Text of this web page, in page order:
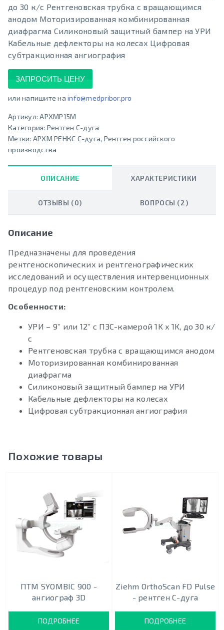
до 30 к/с Рентгеновская трубка с вращающимся
анодом Моторизированная комбинированная
диафрагма Силиконовый защитный бампер на УРИ
Кабельные дефлекторы на колесах Цифровая
субтракционная ангиография
ЗАПРОСИТЬ ЦЕНУ
или напишите на info@medpribor.pro
Артикул:АРХМР15М
Категория: Рентген С-дуга
Метки: АРХМ РЕНКС С-дуга, Рентген российского
производства
ОПИСАНИЕ ХАРАКТЕРИСТИКИ
ОТЗЫВЫ (0) ВОПРОСЫ (2)
Описание
Предназначены для проведения
рентгеноскопических и рентгенографических
исследований и осуществления интервенционных
процедур под рентгеновским контролем.
Особенности:
УРИ – 9’’ или 12’’ с ПЗС-камерой 1K x 1K, до 30 к/
с
Рентгеновская трубка с вращающимся анодом
Моторизированная комбинированная
диафрагма
Силиконовый защитный бампер на УРИ
Кабельные дефлекторы на колесах
Цифровая субтракционная ангиография
Похожие товары
ПТМ SYOMBIC 900 -
ангиограф 3D
ПОДРОБНЕЕ
Ziehm OrthoScan FD Pulse
- рентген С-дуга
ПОДРОБНЕЕ